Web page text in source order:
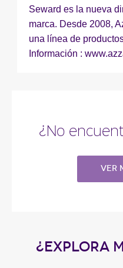
Seward es la nueva
marca. Desde 2008,
una línea de
Información :
¿No
Ver
¿EXPLORA